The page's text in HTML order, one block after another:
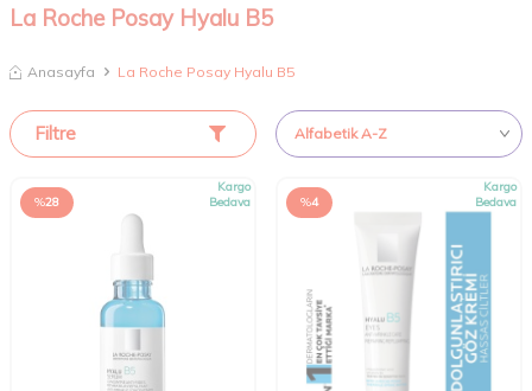
La Roche Posay Hyalu B5
Anasayfa La Roche Posay Hyalu B5
Filtre
%28
Kargo
Bedava
%4
Kargo
Bedava